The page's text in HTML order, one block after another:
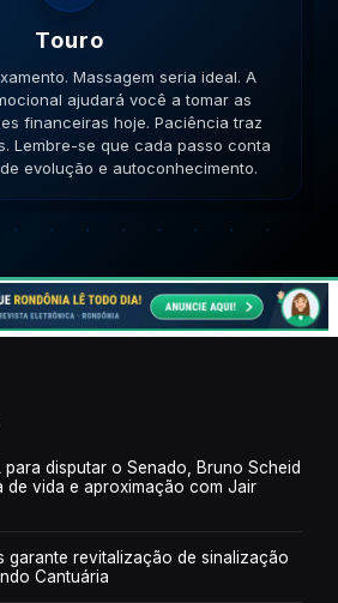
Gemeos
Caminhe, corra, pedale. A
ponto forte; use-a para resolver
criativa. A versatilidade ajudará no
se que cada passo conta na sua
e autoconhecimento.
para disputar o Senado, Bruno Scheid
de vida e aproximação com Jair
garante revitalização de sinalização
Cantuária